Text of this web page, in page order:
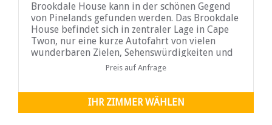
Brookdale House kann in der schönen Gegend
von Pinelands gefunden werden. Das Brookdale
House befindet sich in zentraler Lage in Cape
Twon, nur eine kurze Autofahrt von vielen
wunderbaren Zielen, Sehenswürdigkeiten und
lokalen Annehmlichkeiten entfernt. Pinelands
Preis auf Anfrage
IHR ZIMMER WÄHLEN